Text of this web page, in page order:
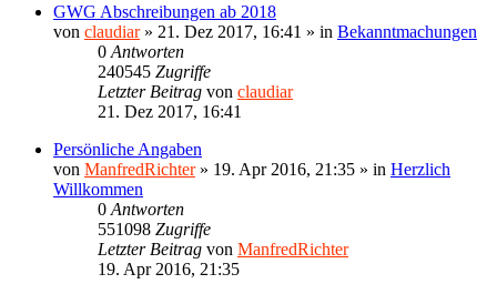
GWG Abschreibungen ab 2018
von claudiar» 21. Dez 2017, 16:41 » in Bekanntmachungen
0 Antworten
240545 Zugriffe
Letzter Beitrag von claudiar
21. Dez 2017, 16:41
Persönliche Angaben
von ManfredRichter» 19. Apr 2016, 21:35 » in Herzlich
Willkommen
0 Antworten
551098 Zugriffe
Letzter Beitrag von ManfredRichter
19. Apr 2016, 21:35